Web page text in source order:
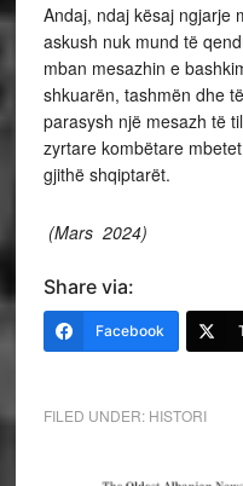
Andaj, ndaj kësaj ngjarje
askush nuk mund të
mban mesazhin e
shkuarën, tashmën dhe
parasysh një mesazh të
zyrtare kombëtare
gjithë shqiptarët.
(Mars 2024)
Share via:
Facebook
FILED UNDER: HISTORI